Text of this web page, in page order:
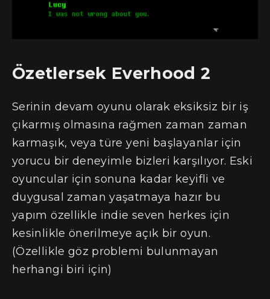
Özetlersek Everhood 2
Serinin devam oyunu olarak eksiksiz bir iş
çıkarmış olmasına rağmen zaman zaman
karmaşık, veya türe yeni başlayanlar için
yorucu bir deneyimle bizleri karşılıyor. Eski
oyuncular için sonuna kadar keyifli ve
duygusal zaman yaşatmaya hazır bu
yapım özellikle indie seven herkes için
kesinlikle önerilmeye açık bir oyun.
(Özellikle göz problemi bulunmayan
herhangi biri için)